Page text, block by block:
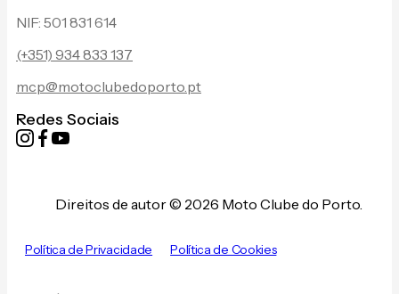
NIF: 501 831 614
(+351) 934 833 137
mcp@motoclubedoporto.pt
Redes Sociais
Direitos de autor © 2026 Moto Clube do Porto.
Política de Privacidade Política de Cookies